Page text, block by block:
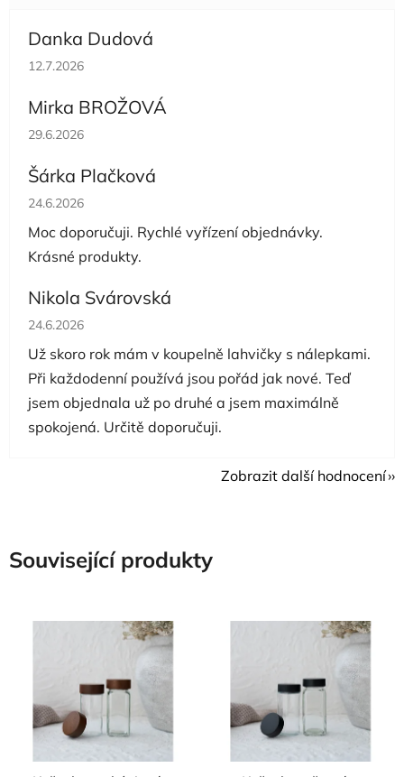
Danka Dudová
Hodnocení obchodu je 5 z 5 hvězdiček.
12.7.2026
Mirka BROŽOVÁ
Hodnocení obchodu je 5 z 5 hvězdiček.
29.6.2026
Šárka Plačková
Hodnocení obchodu je 5 z 5 hvězdiček.
24.6.2026
Moc doporučuji. Rychlé vyřízení objednávky.
Krásné produkty.
Nikola Svárovská
Hodnocení obchodu je 5 z 5 hvězdiček.
24.6.2026
Už skoro rok mám v koupelně lahvičky s nálepkami.
Při každodenní používá jsou pořád jak nové. Teď
jsem objednala už po druhé a jsem maximálně
spokojená. Určitě doporučuji.
Zobrazit další hodnocení
Související produkty